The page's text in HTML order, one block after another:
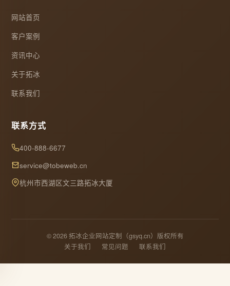
网站首页
客户案例
资讯中心
关于拓冰
联系我们
联系方式
400-888-6677
service@tobeweb.cn
杭州市西湖区文三路拓冰大厦
© 2026 拓冰企业网站定制（gsyq.cn）版权所有
关于我们
常见问题 联系我们